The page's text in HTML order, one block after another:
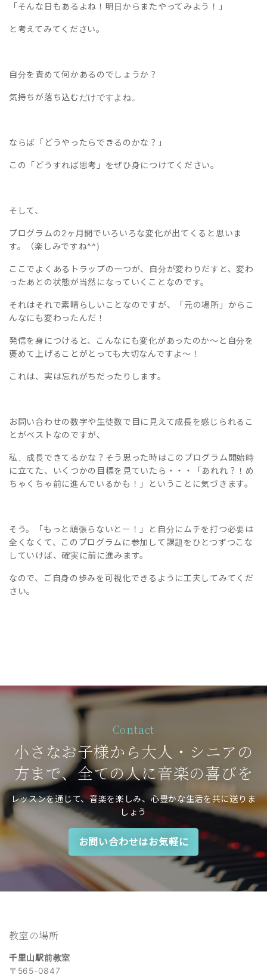
「そんな日もあるよね！明日からまたやってみよう！」
と考えてみてください。
自分を責めて何かあるのでしょうか？
気持ちが落ち込むだけですよね。
ならば「どうやったらできるのかな？」
この「どうすれば思考」をぜひ身につけてください。
そして、
プログラムの2ヶ月間でいろいろな変化が出てくると思いま
す。（楽しみですね^^)
ここでよくあるトラップの一つが、自分が変わりだすと、変わ
ったあとの状態が当然になっていくことなのです。
それはそれで素晴らしいことなのですが、「元の場所」からこ
んなにも変わったんだ！
発信を身につけると、こんなにも変化があったのか～と自分を
褒めて上げることがとっても大切なんですよ～！
これは、実は忘れがちだったりします。
お問い合わせの数字や生徒数で目に見えて成長を感じられるこ
とがベストなのですが、
私、成長できてるかな？そう思った時はこのプログラム開始時
に立てた、いくつかの目標を見ていたら・・・「あれれ？！め
ちゃくちゃ前に進んでいるかも！」ということに気づきます。
そう。「もっと頑張らないとー！」と自分にムチを打つ必要は
全くなくて、このプログラムに参加して課題をひとつずつこな
していけば、確実に前に進みます。
なので、ご自身の歩みを可視化できるように工夫してみてくだ
さい。
Contact
小さなお子様から大人・シニアの
方まで、全ての人に音楽の喜びを
レッスンを通じて、音楽を楽しみ、心豊かな生活を共に送りま
しょう
お問い合わせはお気軽に
教室の場所
千里山駅前教室
〒565-0847